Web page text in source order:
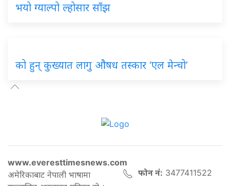
भयो ग्याल्पो ल्होसार साँझ
को हुन् कुख्यात लागु औषध तस्कार ‘एल मेन्चो’
www.everesttimesnews.com
अमेरिकाबाट नेपाली भाषामा
फोन नं: 3477411522